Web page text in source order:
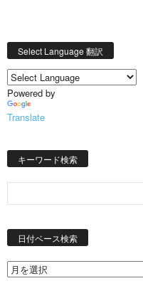
Select Language 翻訳
Powered by
Translate
キーワード検索
日付ベース検索